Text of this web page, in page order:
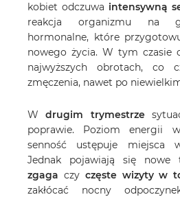
kobiet odczuwa intensywną
reakcja organizmu na
hormonalne, które
nowego życia. W tym czasie
najwyższych obrotach, co
zmęczenia, nawet po
Wdrugim trymestrze
poprawie. Poziom energii
senność ustępuje miejsca
Jednak pojawiają się nowe
zgaga czy częste wizyty w
zakłócać nocny